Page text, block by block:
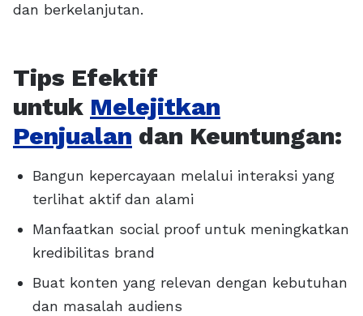
dan berkelanjutan.
Tips Efektif
untuk Melejitkan
Penjualan dan Keuntungan:
Bangun kepercayaan melalui interaksi yang
terlihat aktif dan alami
Manfaatkan social proof untuk meningkatkan
kredibilitas brand
Buat konten yang relevan dengan kebutuhan
dan masalah audiens